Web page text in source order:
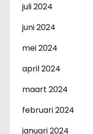
juli 2024
juni 2024
mei 2024
april 2024
maart 2024
februari 2024
januari 2024